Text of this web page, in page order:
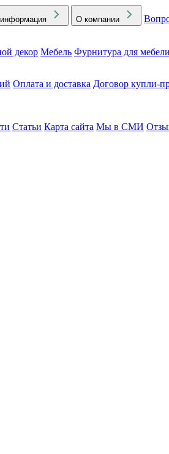
О компании
декор Мебель Фурнитура для мебели
Оплата и доставка Договор купли-
Статьи Карта сайта Мы в СМИ